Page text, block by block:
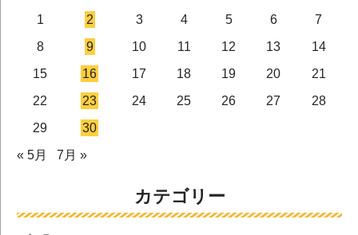
1
2 3 4 5 6
7
8
9 10 11 12 13
14
15
16 17 18 19 20
21
22
23 24 25 26 27
28
29
30
« 5月
7月 »
カテゴリー